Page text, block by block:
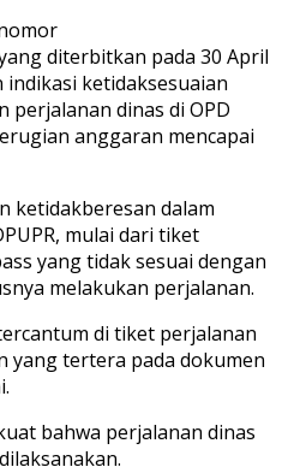
diterbitkan pada 30 April
indikasi ketidaksesuaian
perjalanan dinas di OPD
anggaran mencapai
ketidakberesan dalam
mulai dari tiket
yang tidak sesuai dengan
melakukan perjalanan.
di tiket perjalanan
yang tertera pada dokumen
bahwa perjalanan dinas